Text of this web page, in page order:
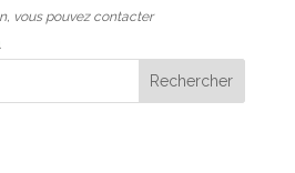
vous pouvez contacter